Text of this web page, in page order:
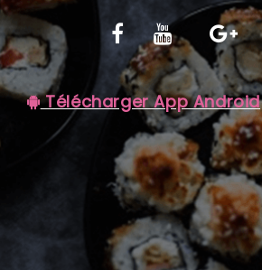
Télécharger App Android